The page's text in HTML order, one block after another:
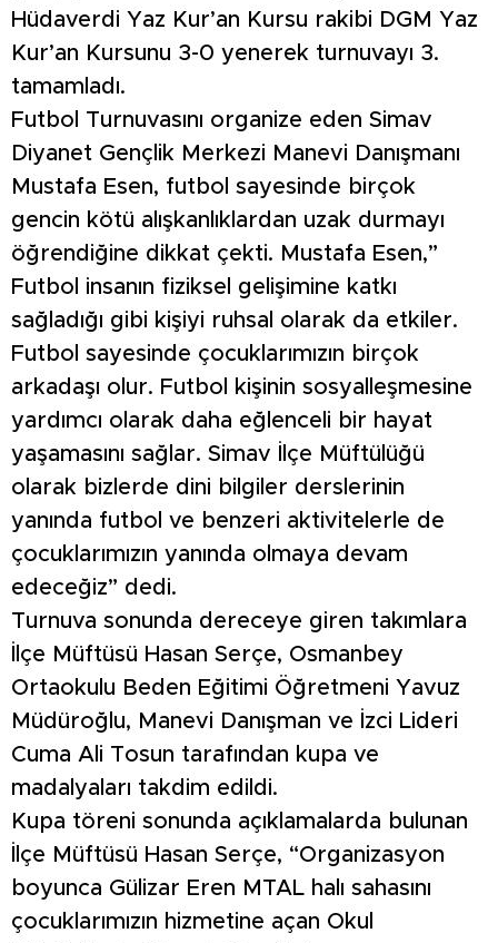
Hüdaverdi Yaz Kur’an Kursu rakibi DGM Yaz
Kur’an Kursunu 3-0 yenerek turnuvayı 3.
tamamladı.
Futbol Turnuvasını organize eden Simav
Diyanet Gençlik Merkezi Manevi Danışmanı
Mustafa Esen, futbol sayesinde birçok
gencin kötü alışkanlıklardan uzak durmayı
öğrendiğine dikkat çekti. Mustafa Esen,”
Futbol insanın fiziksel gelişimine katkı
sağladığı gibi kişiyi ruhsal olarak da etkiler.
Futbol sayesinde çocuklarımızın birçok
arkadaşı olur. Futbol kişinin sosyalleşmesine
yardımcı olarak daha eğlenceli bir hayat
yaşamasını sağlar. Simav İlçe Müftülüğü
olarak bizlerde dini bilgiler derslerinin
yanında futbol ve benzeri aktivitelerle de
çocuklarımızın yanında olmaya devam
edeceğiz” dedi.
Turnuva sonunda dereceye giren takımlara
İlçe Müftüsü Hasan Serçe, Osmanbey
Ortaokulu Beden Eğitimi Öğretmeni Yavuz
Müdüroğlu, Manevi Danışman ve İzci Lideri
Cuma Ali Tosun tarafından kupa ve
madalyaları takdim edildi.
Kupa töreni sonunda açıklamalarda bulunan
İlçe Müftüsü Hasan Serçe, “Organizasyon
boyunca Gülizar Eren MTAL halı sahasını
çocuklarımızın hizmetine açan Okul